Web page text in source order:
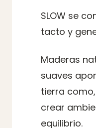
SLOW se
tacto y
Maderas
suaves
tierra
crear
equilibrio.